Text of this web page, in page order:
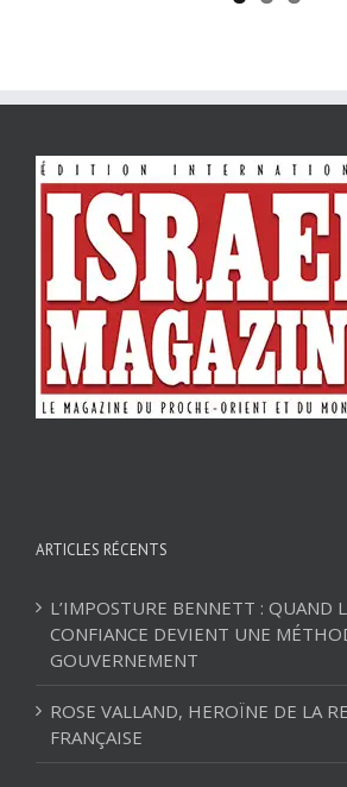
ARTICLES RÉCENTS
L’IMPOSTURE BENNETT : QUAND
CONFIANCE DEVIENT UNE
GOUVERNEMENT
ROSE VALLAND, HEROÏNE DE LA
FRANÇAISE